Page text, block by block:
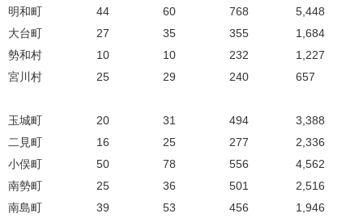
明和町
44 60 768 5,448
大台町
27 35 355 1,684
勢和村
10 10 232 1,227
宮川村
25 29 240 657
玉城町 20 31 494 3,388
二見町
16 25 277 2,336
小俣町
50 78 556 4,562
南勢町
25 36 501 2,516
南島町
39 53 456 1,946